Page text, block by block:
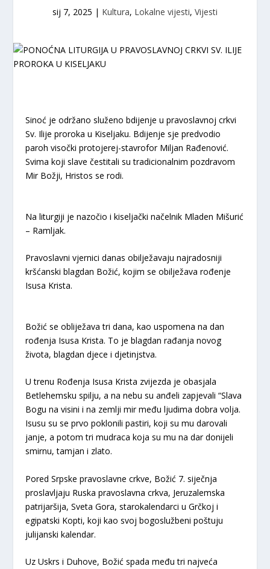
sij 7, 2025 | Kultura, Lokalne vijesti, Vijesti
Sinoć je održano služeno bdijenje u pravoslavnoj crkvi
Sv. Ilije proroka u Kiseljaku. Bdijenje sje predvodio
paroh visočki protojerej-stavrofor Miljan Rađenović.
Svima koji slave čestitali su tradicionalnim pozdravom
Mir Božji, Hristos se rodi.
Na liturgiji je nazočio i kiseljački načelnik Mladen Mišurić
– Ramljak.
Pravoslavni vjernici danas obilježavaju najradosniji
kršćanski blagdan Božić, kojim se obilježava rođenje
Isusa Krista.
Božić se obliježava tri dana, kao uspomena na dan
rođenja Isusa Krista. To je blagdan rađanja novog
života, blagdan djece i djetinjstva.
U trenu Rođenja Isusa Krista zvijezda je obasjala
Betlehemsku spilju, a na nebu su anđeli zapjevali “Slava
Bogu na visini i na zemlji mir među ljudima dobra volja.
Isusu su se prvo poklonili pastiri, koji su mu darovali
janje, a potom tri mudraca koja su mu na dar donijeli
smirnu, tamjan i zlato.
Pored Srpske pravoslavne crkve, Božić 7. siječnja
proslavljaju Ruska pravoslavna crkva, Jeruzalemska
patrijaršija, Sveta Gora, starokalendarci u Grčkoj i
egipatski Kopti, koji kao svoj bogoslužbeni poštuju
julijanski kalendar.
Uz Uskrs i Duhove, Božić spada među tri najveća